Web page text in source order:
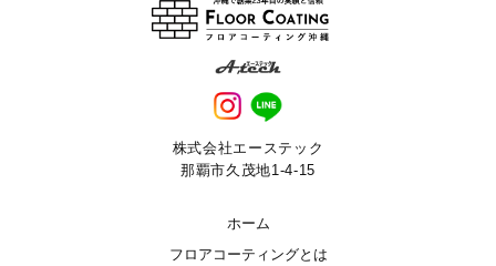
株式会社エーステック
那覇市久茂地1-4-15
ホーム
フロアコーティングとは